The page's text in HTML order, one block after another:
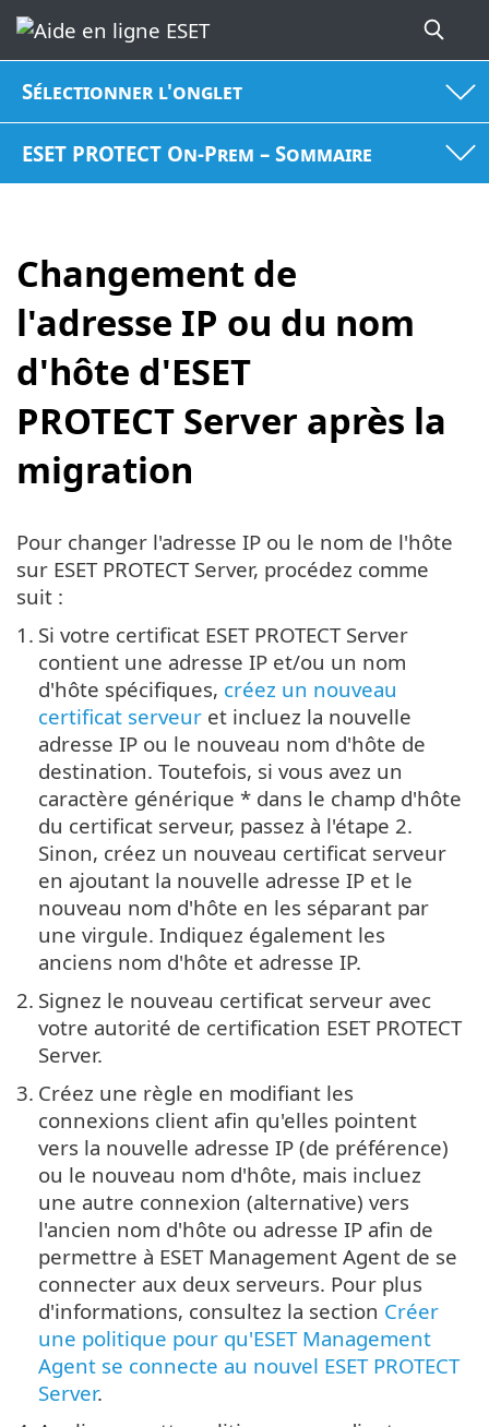
Sélectionner l'onglet
ESET PROTECT On-Prem – Sommaire
Changement de
l'adresse IP ou du nom
d'hôte d'ESET
PROTECT Server après la
migration
Pour changer l'adresse IP ou le nom de l'hôte
sur ESET PROTECT Server, procédez comme
suit :
1. Si votre certificat ESET PROTECT Server
contient une adresse IP et/ou un nom
d'hôte spécifiques, créez un nouveau
certificat serveur et incluez la nouvelle
adresse IP ou le nouveau nom d'hôte de
destination. Toutefois, si vous avez un
caractère générique * dans le champ d'hôte
du certificat serveur, passez à l'étape 2.
Sinon, créez un nouveau certificat serveur
en ajoutant la nouvelle adresse IP et le
nouveau nom d'hôte en les séparant par
une virgule. Indiquez également les
anciens nom d'hôte et adresse IP.
2. Signez le nouveau certificat serveur avec
votre autorité de certification ESET PROTECT
Server.
3. Créez une règle en modifiant les
connexions client afin qu'elles pointent
vers la nouvelle adresse IP (de préférence)
ou le nouveau nom d'hôte, mais incluez
une autre connexion (alternative) vers
l'ancien nom d'hôte ou adresse IP afin de
permettre à ESET Management Agent de se
connecter aux deux serveurs. Pour plus
d'informations, consultez la section Créer
une politique pour qu'ESET Management
Agent se connecte au nouvel ESET PROTECT
Server.